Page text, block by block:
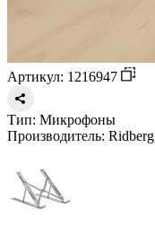
Артикул: 1216947
Тип: Микрофоны
Производитель: Ridberg